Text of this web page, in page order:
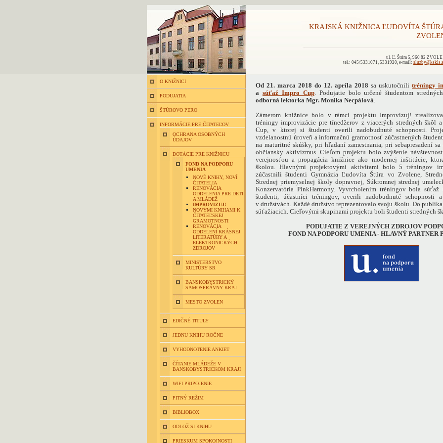
KRAJSKÁ KNIŽNICA ĽUDOVÍTA
ul. Ľ. Štúra 5, 960 82
tel.: 045/5331071, 5331920, e-mail:
O KNIŽNICI
PODUJATIA
ŠTÚROVO PERO
INFORMÁCIE PRE ČITATEĽOV
OCHRANA OSOBNÝCH
ÚDAJOV
DOTÁCIE PRE KNIŽNICU
FOND NA PODPORU
UMENIA
NOVÉ KNIHY, NOVÍ
ČITATELIA
RENOVÁCIA
ODDELENIA PRE DETI
A MLÁDEŽ
IMPROVIZUJ!
NOVÝMI KNIHAMI K
ČITATEĽSKEJ
GRAMOTNOSTI
RENOVÁCIA
ODDELENÍ KRÁSNEJ
LITERATÚRY A
ELEKTRONICKÝCH
ZDROJOV
MINISTERSTVO
KULTÚRY SR
BANSKOBYSTRICKÝ
SAMOSPRÁVNY KRAJ
MESTO ZVOLEN
EDIČNÉ TITULY
JEDNU KNIHU ROČNE
VYHODNOTENIE ANKIET
ČÍTANIE MLÁDEŽE V
BANSKOBYSTRICKOM KRAJI
WIFI PRIPOJENIE
PITNÝ REŽIM
BIBLIOBOX
ODLOŽ SI KNIHU
PRIESKUM SPOKOJNOSTI
Od 21. marca 2018 do 12. apríla 2018 sa uskutočnili tréningy
a súťaž Impro Cup. Podujatie bolo určené študentom
odborná lektorka Mgr. Monika Necpálová.
Zámerom knižnice bolo v rámci projektu Improvizuj!
tréningy improvizácie pre tínedžerov z viacerých stredných škôl
Cup, v ktorej si študenti overili nadobudnuté schopnosti.
vzdelanostnú úroveň a informačnú gramotnosť zúčastnených
na maturitné skúšky, pri hľadaní zamestnania, pri sebapresadení
občiansky aktivizmus. Cieľom projektu bolo zvýšenie
verejnosťou a propagácia knižnice ako modernej inštitúcie,
školou. Hlavnými projektovými aktivitami bolo 5 tréningov
zúčastnili študenti Gymnázia Ľudovíta Štúra vo Zvolene,
Strednej priemyselnej školy dopravnej, Súkromnej strednej
Konzervatória PinkHarmony. Vyvrcholením tréningov bola
študenti, účastníci tréningov, overili nadobudnuté schopnosti
v družstvách. Každé družstvo reprezentovalo svoju školu. Do
súťažiacich. Cieľovými skupinami projektu boli študenti stredných
PODUJATIE Z VEREJNÝCH ZDROJOV
FOND NA PODPORU UMENIA - HLAVNÝ PARTNER